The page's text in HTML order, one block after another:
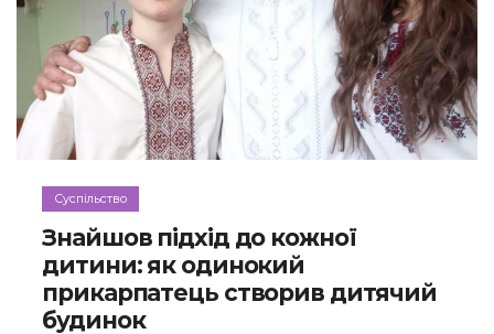
Суспільство
Знайшов підхід до кожної
дитини: як одинокий
прикарпатець створив дитячий
будинок